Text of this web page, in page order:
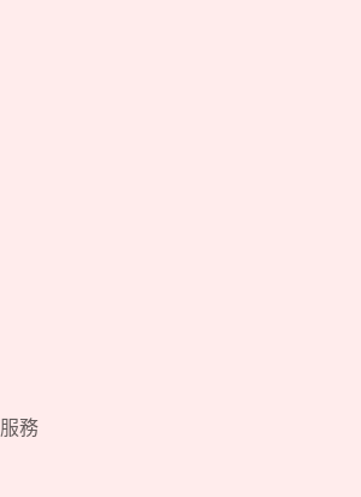
務